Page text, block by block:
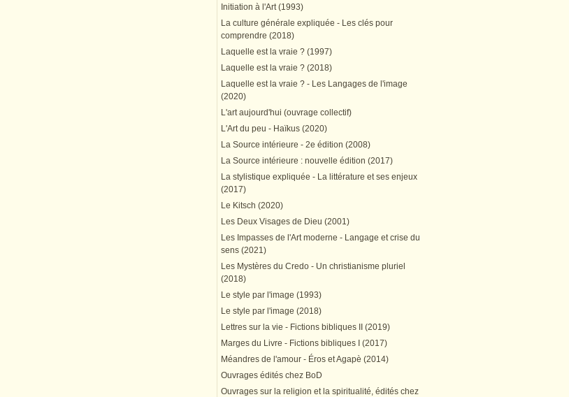
Initiation à l'Art (1993)
La culture générale expliquée - Les clés pour
comprendre (2018)
Laquelle est la vraie ? (1997)
Laquelle est la vraie ? (2018)
Laquelle est la vraie ? - Les Langages de l'image
(2020)
L'art aujourd'hui (ouvrage collectif)
L'Art du peu - Haïkus (2020)
La Source intérieure - 2e édition (2008)
La Source intérieure : nouvelle édition (2017)
La stylistique expliquée - La littérature et ses enjeux
(2017)
Le Kitsch (2020)
Les Deux Visages de Dieu (2001)
Les Impasses de l'Art moderne - Langage et crise du
sens (2021)
Les Mystères du Credo - Un christianisme pluriel
(2018)
Le style par l'image (1993)
Le style par l'image (2018)
Lettres sur la vie - Fictions bibliques II (2019)
Marges du Livre - Fictions bibliques I (2017)
Méandres de l'amour - Éros et Agapè (2014)
Ouvrages édités chez BoD
Ouvrages sur la religion et la spiritualité, édités chez